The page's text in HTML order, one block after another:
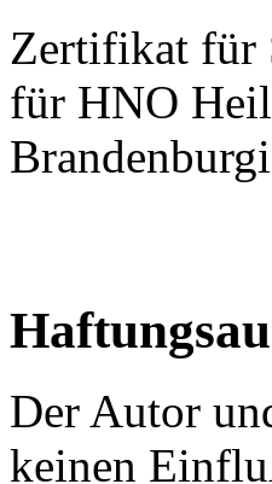
Zertifikat für
für HNO
Der Autor
keinen